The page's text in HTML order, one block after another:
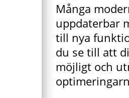
Många
uppdaterbar
till nya
du se till att
möjligt och